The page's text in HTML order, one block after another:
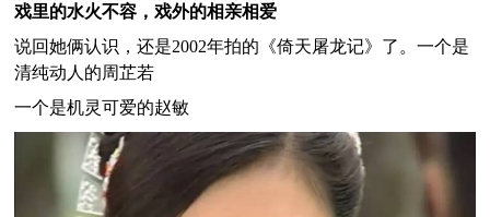
戏里的水火不容，戏外的相亲相爱
说回她俩认识，还是2002年拍的《倚天屠龙记》了。一个是
清纯动人的周芷若
一个是机灵可爱的赵敏